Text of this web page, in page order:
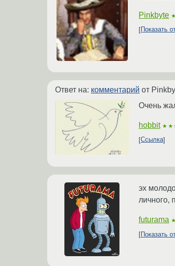
Pinkbyte
Показать
Ответ на: комментарий от
Очень
hobbit
Ссылка
эх
личного,
futurama
Показать